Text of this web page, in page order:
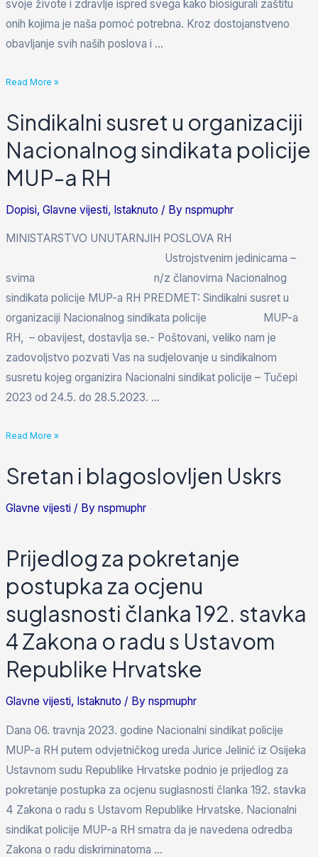
svoje živote i zdravlje ispred svega kako biosigurali zaštitu
onih kojima je naša pomoć potrebna. Kroz dostojanstveno
obavljanje svih naših poslova i …
Read More »
Sindikalni susret u organizaciji
Nacionalnog sindikata policije
MUP-a RH
Dopisi,Glavne vijesti, Istaknuto / Bynspmuphr
MINISTARSTVO UNUTARNJIH POSLOVA RH
Ustrojstvenim jedinicama –
svima n/z članovima Nacionalnog
sindikata policije MUP-a RH PREDMET: Sindikalni susret u
organizaciji Nacionalnog sindikata policije MUP-a
RH, – obavijest, dostavlja se.- Poštovani, veliko nam je
zadovoljstvo pozvati Vas na sudjelovanje u sindikalnom
susretu kojeg organizira Nacionalni sindikat policije – Tučepi
2023 od 24.5. do 28.5.2023. …
Read More »
Sretan i blagoslovljen Uskrs
Glavne vijesti / Bynspmuphr
Prijedlog za pokretanje
postupka za ocjenu
suglasnosti članka 192. stavka
4 Zakona o radu s Ustavom
Republike Hrvatske
Glavne vijesti, Istaknuto / Bynspmuphr
Dana 06. travnja 2023. godine Nacionalni sindikat policije
MUP-a RH putem odvjetničkog ureda Jurice Jelinić iz Osijeka
Ustavnom sudu Republike Hrvatske podnio je prijedlog za
pokretanje postupka za ocjenu suglasnosti članka 192. stavka
4 Zakona o radu s Ustavom Republike Hrvatske. Nacionalni
sindikat policije MUP-a RH smatra da je navedena odredba
Zakona o radu diskriminatorna …